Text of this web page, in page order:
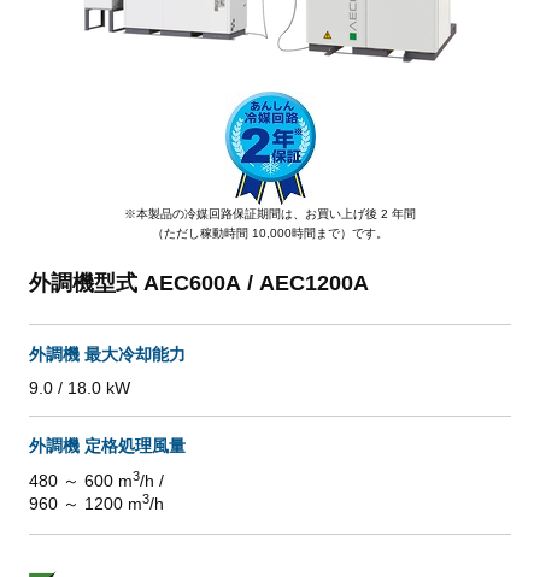
外調機型式 AEC600A / AEC1200A
外調機 最大冷却能力
9.0 / 18.0 kW
外調機 定格処理風量
480 ～ 600 m3/h /
960 ～ 1200 m3/h
※本製品の冷媒回路保証期間は、お買い上げ後 2 年間
（ただし稼動時間 10,000時間まで）です。